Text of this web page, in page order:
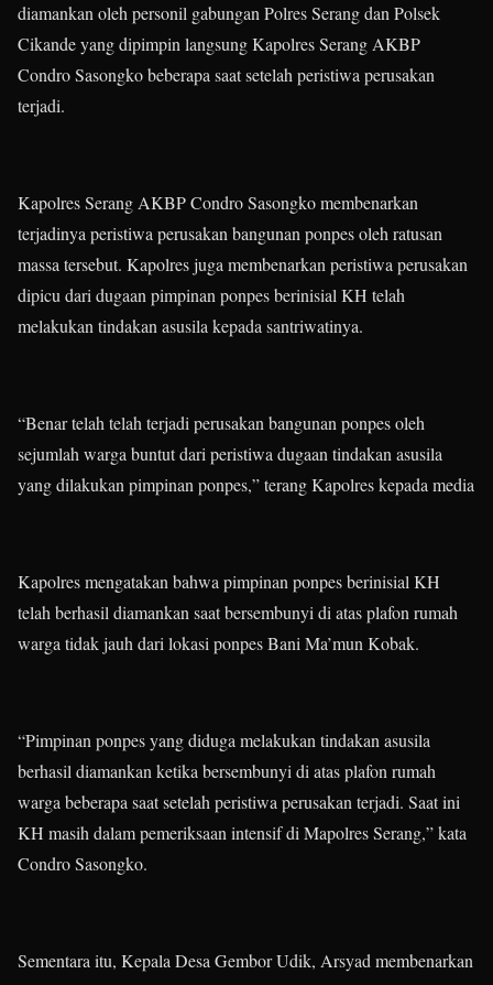
diamankan oleh personil gabungan Polres Serang dan Polsek
Cikande yang dipimpin langsung Kapolres Serang AKBP
Condro Sasongko beberapa saat setelah peristiwa perusakan
terjadi.
Kapolres Serang AKBP Condro Sasongko membenarkan
terjadinya peristiwa perusakan bangunan ponpes oleh ratusan
massa tersebut. Kapolres juga membenarkan peristiwa perusakan
dipicu dari dugaan pimpinan ponpes berinisial KH telah
melakukan tindakan asusila kepada santriwatinya.
“Benar telah telah terjadi perusakan bangunan ponpes oleh
sejumlah warga buntut dari peristiwa dugaan tindakan asusila
yang dilakukan pimpinan ponpes,” terang Kapolres kepada media
Kapolres mengatakan bahwa pimpinan ponpes berinisial KH
telah berhasil diamankan saat bersembunyi di atas plafon rumah
warga tidak jauh dari lokasi ponpes Bani Ma’mun Kobak.
“Pimpinan ponpes yang diduga melakukan tindakan asusila
berhasil diamankan ketika bersembunyi di atas plafon rumah
warga beberapa saat setelah peristiwa perusakan terjadi. Saat ini
KH masih dalam pemeriksaan intensif di Mapolres Serang,” kata
Condro Sasongko.
Sementara itu, Kepala Desa Gembor Udik, Arsyad membenarkan